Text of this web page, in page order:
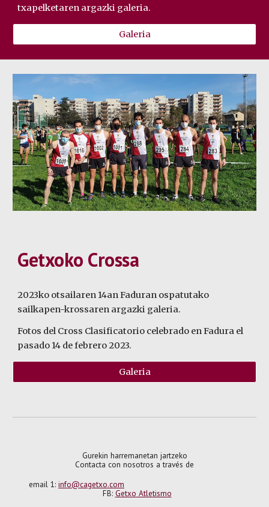
txapelketaren argazki galeria.
Galeria
Getxoko Crossa
2023ko otsailaren 14an Faduran ospatutako
sailkapen-krossaren argazki galeria.
Fotos del Cross Clasificatorio celebrado en Fadura el
pasado 14 de febrero 2023.
Galeria
Gurekin harremanetan jartzeko
Contacta con nosotros a través de
email 1: info@cagetxo.com
FB: Getxo Atletismo